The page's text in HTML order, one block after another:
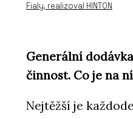
Ve
technologie
HINTON o
Fialy, realizoval HINTON
Generální
činnost. Co je na
Nejtěžší je